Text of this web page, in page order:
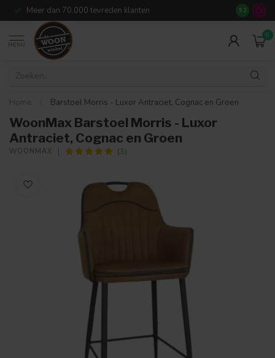
Meer dan 70.000 tevreden klanten 14dagen
9.2
MENU
0
Home Barstoel Morris - Luxor Antraciet, Cognac en Groen
WoonMax Barstoel Morris - Luxor
Antraciet, Cognac en Groen
WOONMAX (3)